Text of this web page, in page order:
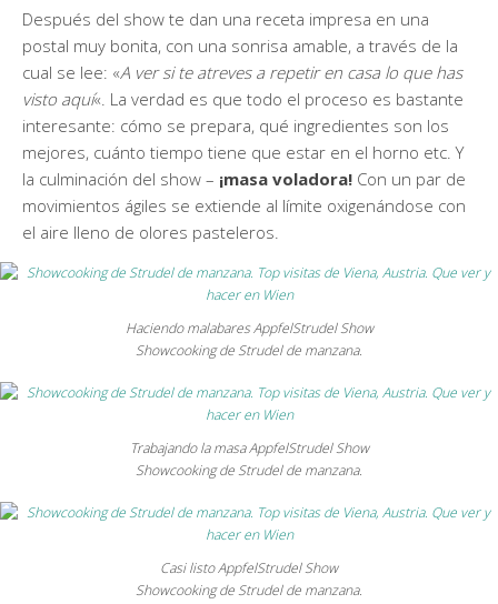
Después del show te dan una receta impresa en una
postal muy bonita, con una sonrisa amable, a través de la
cual se lee: «A ver si te atreves a repetir en casa lo que has
visto aquí«. La verdad es que todo el proceso es bastante
interesante: cómo se prepara, qué ingredientes son los
mejores, cuánto tiempo tiene que estar en el horno etc. Y
la culminación del show – ¡masa voladora! Con un par de
movimientos ágiles se extiende al límite oxigenándose con
el aire lleno de olores pasteleros.
Haciendo malabares AppfelStrudel Show
Showcooking de Strudel de manzana.
Trabajando la masa AppfelStrudel Show
Showcooking de Strudel de manzana.
Casi listo AppfelStrudel Show
Showcooking de Strudel de manzana.